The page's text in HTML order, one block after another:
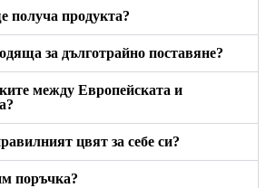
получа продукта?
за дълготрайно поставяне?
между Европейската и
цвят за себе си?
поръчка?